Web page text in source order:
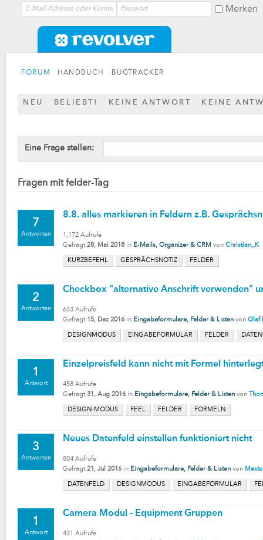
Merken
FORUM HANDBUCH BUGTRACKER
NEU BELIEBT! KEINE ANTWORT KEINE
Eine Frage stellen:
Fragen mit felder-Tag
7
Antworten
8.8. alles markieren in Feldern z.B.
1,172 Aufrufe
Gefragt 28, Mai 2018 in E-Mails, Organizer & CRM von Christian_K
KURZBEFEHL GESPRÄCHSNOTIZ FELDER
2
Antworten
Checkbox "alternative Anschrift verwenden"
633 Aufrufe
Gefragt 15, Dez 2016 in Eingabeformulare, Felder & Listen von Olaf
DESIGNMODUS EINGABEFORMULAR FELDER
1
Antwort
Einzelpreisfeld kann nicht mit Formel
458 Aufrufe
Gefragt 31, Aug 2016 in Eingabeformulare, Felder & Listen von
DESIGN-MODUS FEEL FELDER FORMELN
3
Antworten
Neues Datenfeld einstellen funktioniert nicht
804 Aufrufe
Gefragt 21, Jul 2016 in Eingabeformulare, Felder & Listen von
DATENFELD DESIGNMODUS EINGABEFORMULAR
1
Antwort
Camera Modul - Equipment Gruppen
431 Aufrufe